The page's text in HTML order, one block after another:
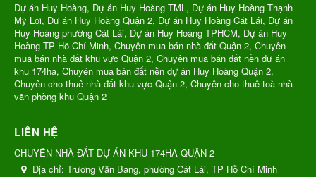
Dự án Huy Hoàng, Dự án Huy Hoàng TML, Dự án Huy Hoàng Thạnh
Mỹ Lợi, Dự án Huy Hoàng Quận 2, Dự án Huy Hoàng Cát Lái, Dự án
Huy Hoàng phường Cát Lái, Dự án Huy Hoàng TPHCM, Dự án Huy
Hoàng TP Hồ Chí Minh, Chuyên mua bán nhà đất Quận 2, Chuyên
mua bán nhà đất khu vực Quận 2, Chuyên mua bán đất nền dự án
khu 174ha, Chuyên mua bán đất nền dự án Huy Hoàng Quận 2,
Chuyên cho thuê nhà đất khu vực Quận 2, Chuyên cho thuê toà nhà
văn phòng khu Quận 2
LIÊN HỆ
CHUYÊN NHÀ ĐẤT DỰ ÁN KHU 174HA QUẬN 2
Địa chỉ: Trương Văn Bang, phường Cát Lái, TP Hồ Chí Minh